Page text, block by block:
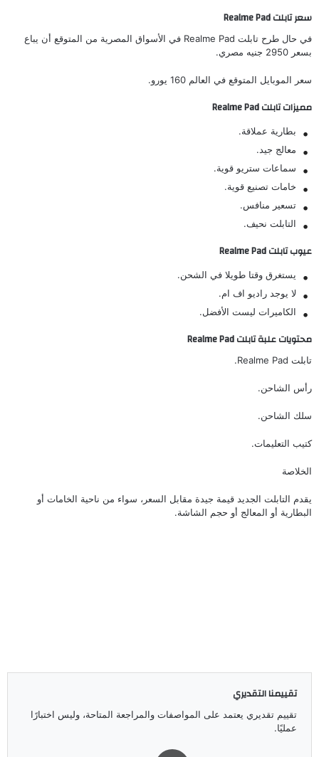
سعر تابلت Realme Pad
في حال طرح تابلت Realme Pad في الأسواق المصرية من المتوقع أن يباع
بسعر 2950 جنيه مصري.
سعر الموبايل المتوقع في العالم 160 يورو.
مميزات تابلت Realme Pad
بطارية عملاقة.
معالج جيد.
سماعات ستريو قوية.
خامات تصنيع قوية.
تسعير منافس.
التابلت نحيف.
عيوب تابلت Realme Pad
يستغرق وقتا طويلا في الشحن.
لا يوجد راديو اف ام.
الكاميرات ليست الأفضل.
محتويات علبة تابلت Realme Pad
تابلت Realme Pad.
رأس الشاحن.
سلك الشاحن.
كتيب التعليمات.
الخلاصة
يقدم التابلت الجديد قيمة جيدة مقابل السعر، سواء من ناحية الخامات أو
البطارية أو المعالج أو حجم الشاشة.
تقييمنا التقديري
تقييم تقديري يعتمد على المواصفات والمراجعة المتاحة، وليس اختبارًا
عمليًا.